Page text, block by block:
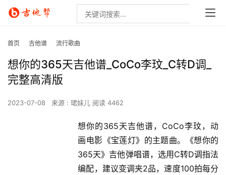
首页 吉他谱 流行歌曲
想你的365天吉他谱_CoCo李玟_C转D调_
完整高清版
2023-07-08 来源 : 珺妹儿 阅读 4462
想你的365天吉他谱，CoCo李玟，动
画电影《宝莲灯》的主题曲。《想你的
365天》吉他弹唱谱，选用C转D调指法
编配，建议变调夹2品，速度100拍每分